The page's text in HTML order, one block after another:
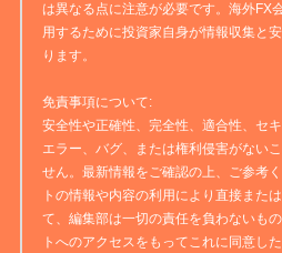
は異なる点に注意が必要です。海外FX
用するために投資家自身が情報収集と
ります。
免責事項について:
安全性や正確性、完全性、適合性、セ
エラー、バグ、または権利侵害がない
せん。最新情報をご確認の上、ご参考
トの情報や内容の利用により直接また
て、編集部は一切の責任を負わないも
トへのアクセスをもってこれに同意した